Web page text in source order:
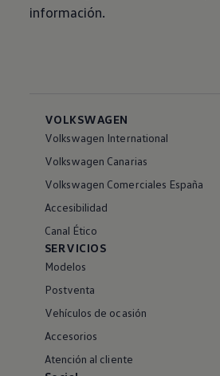
información.
VOLKSWAGEN
Volkswagen International
Volkswagen Canarias
Volkswagen Comerciales España
Accesibilidad
Canal Ético
SERVICIOS
Modelos
Postventa
Vehículos de ocasión
Accesorios
Atención al cliente